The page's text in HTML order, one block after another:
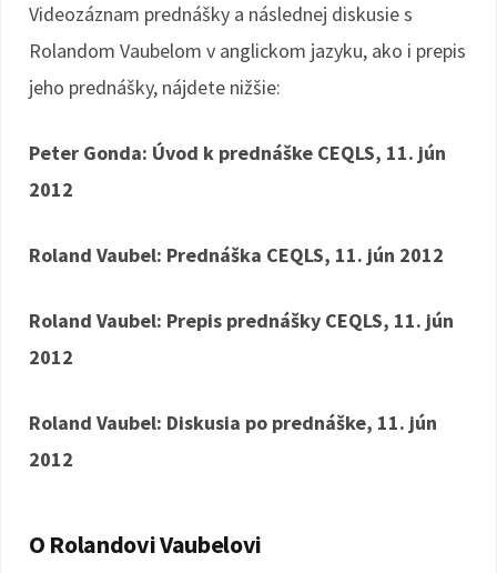
Videozáznam prednášky a následnej diskusie s
Rolandom Vaubelom v anglickom jazyku, ako i prepis
jeho prednášky, nájdete nižšie:
Peter Gonda: Úvod k prednáške CEQLS, 11. jún
2012
Roland Vaubel: Prednáška CEQLS, 11. jún 2012
Roland Vaubel: Prepis prednášky CEQLS, 11. jún
2012
Roland Vaubel: Diskusia po prednáške, 11. jún
2012
O Rolandovi Vaubelovi